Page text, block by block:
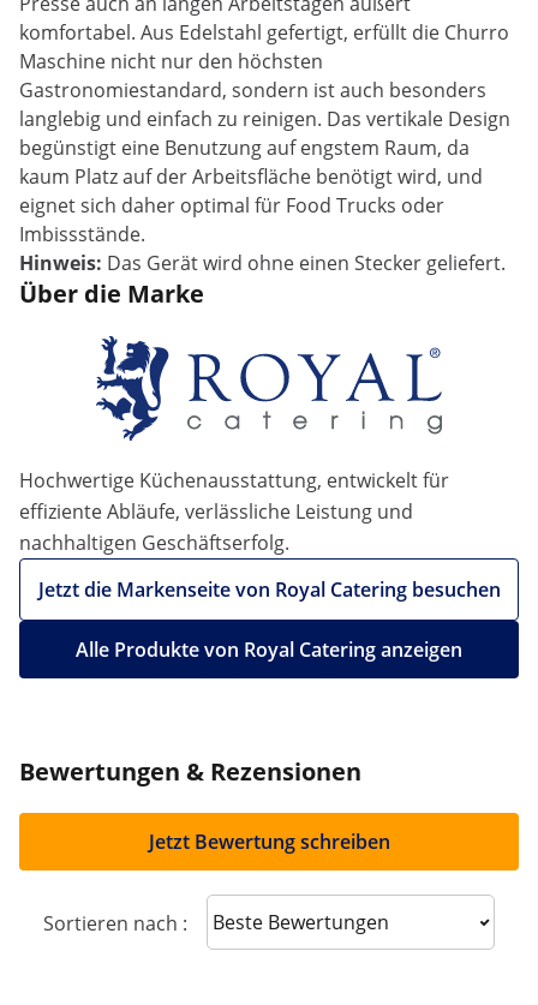
komfortabel. Aus Edelstahl gefertigt, erfüllt die Churro
Maschine nicht nur den höchsten
Gastronomiestandard, sondern ist auch besonders
langlebig und einfach zu reinigen. Das vertikale Design
begünstigt eine Benutzung auf engstem Raum, da
kaum Platz auf der Arbeitsfläche benötigt wird, und
eignet sich daher optimal für Food Trucks oder
Imbissstände.
Hinweis: Das Gerät wird ohne einen Stecker geliefert.
Über die Marke
Hochwertige Küchenausstattung, entwickelt für
effiziente Abläufe, verlässliche Leistung und
nachhaltigen Geschäftserfolg.
Jetzt die Markenseite von Royal Catering besuchen
Alle Produkte von Royal Catering anzeigen
Bewertungen & Rezensionen
Jetzt Bewertung schreiben
Sortieren nach : Sort reviews